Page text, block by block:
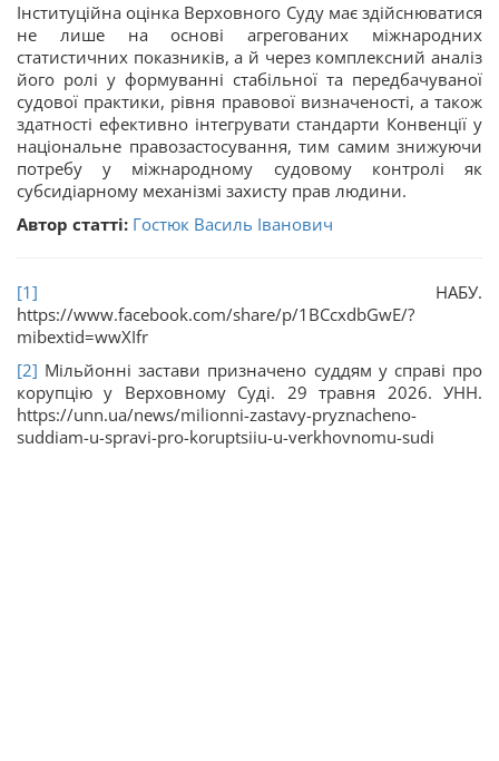
Інституційна оцінка Верховного Суду має здійснюватися
не лише на основі агрегованих міжнародних
статистичних показників, а й через комплексний аналіз
його ролі у формуванні стабільної та передбачуваної
судової практики, рівня правової визначеності, а також
здатності ефективно інтегрувати стандарти Конвенції у
національне правозастосування, тим самим знижуючи
потребу у міжнародному судовому контролі як
субсидіарному механізмі захисту прав людини.
Автор статті: Гостюк Василь Іванович
[1] НАБУ.
https://www.facebook.com/share/p/1BCcxdbGwE/?
mibextid=wwXIfr
[2] Мільйонні застави призначено суддям у справі про
корупцію у Верховному Суді. 29 травня 2026. УНН.
https://unn.ua/news/milionni-zastavy-pryznacheno-
suddiam-u-spravi-pro-koruptsiiu-u-verkhovnomu-sudi